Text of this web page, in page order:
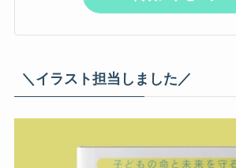
＼イラスト担当しました／